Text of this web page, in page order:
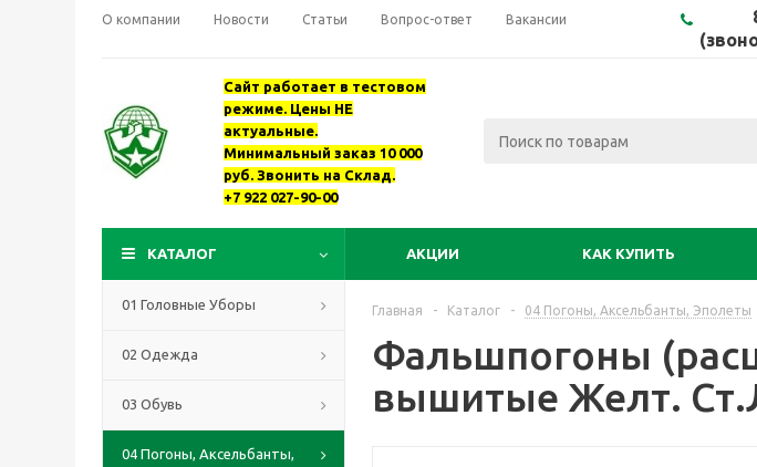
О компании Новости Статьи Вопрос-ответ Вакансии
8
Сайт работает в тестовом
режиме. Цены НЕ
актуальные.
Минимальный заказ 10 000
руб. Звонить на Склад.
+7 922 027-90-00
КАТАЛОГ АКЦИИ КАК КУПИТЬ
01 Головные Уборы
02 Одежда
03 Обувь
04 Погоны, Аксельбанты,
Главная - Каталог - 04 Погоны, Аксельбанты, Эполеты
Фальшпогоны
вышитые Желт.